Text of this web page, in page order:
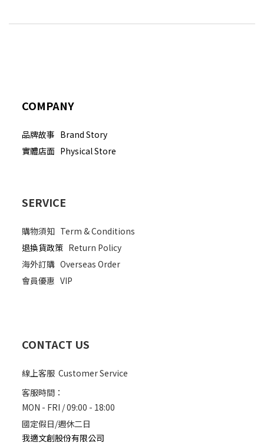
COMPANY
品牌故事 Brand Story
實體店面 Physical Store
SERVICE
購物須知 Term & Conditions
退換貨政策 Return Policy
海外訂購 Overseas Order
會員優惠 VIP
CONTACT US
線上客服 Customer Service
客服時間：
MON - FRI / 09:00 - 18:00
國定假日/週休二日
我適文創股份有限公司